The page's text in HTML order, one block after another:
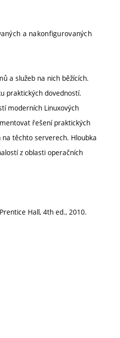
a nakonfigurovaných
a služeb na nich běžících.
praktických dovedností.
moderních Linuxových
řešení praktických
těchto serverech. Hloubka
z oblasti operačních
Hall, 4th ed., 2010.